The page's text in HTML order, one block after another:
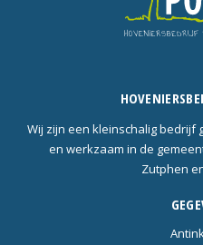
Wij zijn een kleinschalig bedrijf
en werkzaam in de
Zutphen